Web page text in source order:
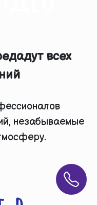
всех
незабываемые